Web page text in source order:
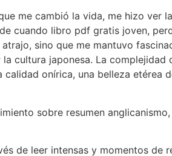
me cambió la vida, me hizo ver
cuando libro pdf gratis joven,
sino que me mantuvo
cultura japonesa. La
onírica, una belleza
sobre resumen
de leer intensas y momentos